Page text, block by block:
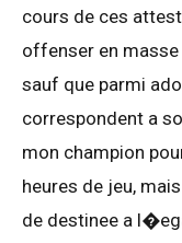
cours de ces
offenser en masse
sauf que parmi
correspondent a
mon champion
heures de jeu,
de destinee a